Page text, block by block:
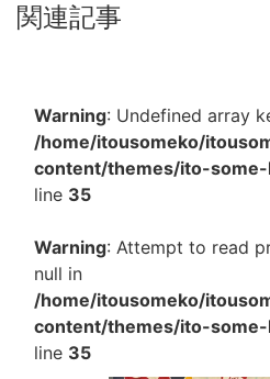
関連記事
Warning: Undefined array
/home/itousomeko/
content/themes/ito-
line 35
Warning: Attempt to read
null in
/home/itousomeko/
content/themes/ito-
line 35